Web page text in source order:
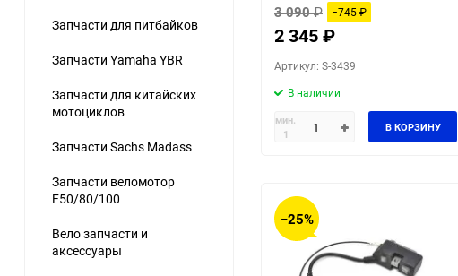
Запчасти для питбайков
Запчасти Yamaha YBR
Запчасти для китайских
мотоциклов
Запчасти Sachs Madass
Запчасти веломотор
F50/80/100
Вело запчасти и
аксессуары
3 090 ₽ −745₽
2 345₽
Артикул: S-3439
В наличии
мин.
1
В КОРЗИНУ
−25%